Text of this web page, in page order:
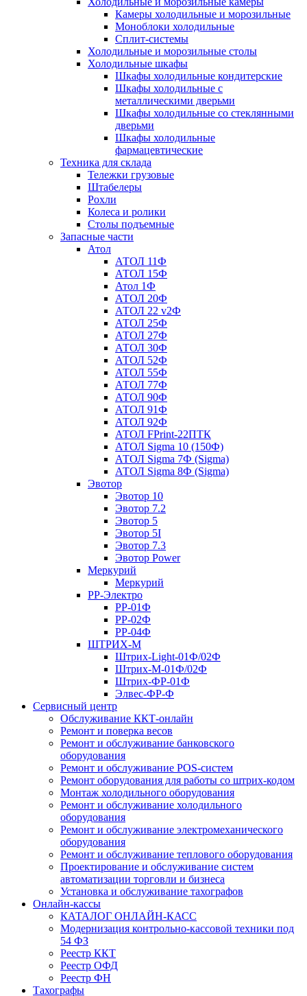
Камеры холодильные и морозильные
Моноблоки холодильные
Сплит-системы
Холодильные и морозильные столы
Холодильные шкафы
Шкафы холодильные кондитерские
Шкафы холодильные с
металлическими дверьми
Шкафы холодильные со стеклянными
дверьми
Шкафы холодильные
фармацевтические
Техника для склада
Тележки грузовые
Штабелеры
Рохли
Колеса и ролики
Столы подъемные
Запасные части
Атол
АТОЛ 11Ф
АТОЛ 15Ф
Атол 1Ф
АТОЛ 20Ф
АТОЛ 22 v2Ф
АТОЛ 25Ф
АТОЛ 27Ф
АТОЛ 30Ф
АТОЛ 52Ф
АТОЛ 55Ф
АТОЛ 77Ф
АТОЛ 90Ф
АТОЛ 91Ф
АТОЛ 92Ф
АТОЛ FPrint-22ПТК
АТОЛ Sigma 10 (150Ф)
АТОЛ Sigma 7Ф (Sigma)
АТОЛ Sigma 8Ф (Sigma)
Эвотор
Эвотор 10
Эвотор 7.2
Эвотор 5
Эвотор 5I
Эвотор 7.3
Эвотор Power
Меркурий
Меркурий
РР-Электро
РР-01Ф
РР-02Ф
РР-04Ф
ШТРИХ-М
Штрих-Light-01Ф/02Ф
Штрих-М-01Ф/02Ф
Штрих-ФР-01Ф
Элвес-ФР-Ф
Сервисный центр
Обслуживание ККТ-онлайн
Ремонт и поверка весов
Ремонт и обслуживание банковского
оборудования
Ремонт и обслуживание POS-систем
Ремонт оборудования для работы со штрих-кодом
Монтаж холодильного оборудования
Ремонт и обслуживание холодильного
оборудования
Ремонт и обслуживание электромеханического
оборудования
Ремонт и обслуживание теплового оборудования
Проектирование и обслуживание систем
автоматизации торговли и бизнеса
Установка и обслуживание тахографов
Онлайн-кассы
КАТАЛОГ ОНЛАЙН-КАСС
Модернизация контрольно-кассовой техники под
54 ФЗ
Реестр ККТ
Реестр ОФД
Реестр ФН
Тахографы